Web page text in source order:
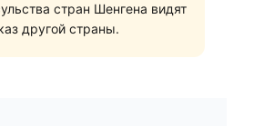
стран Шенгена видят
другой страны.